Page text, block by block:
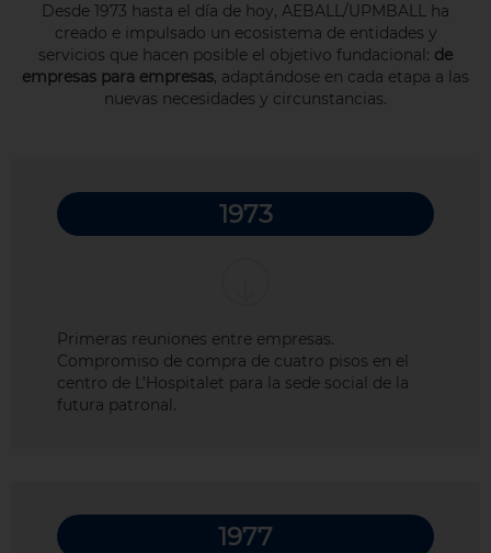
Desde 1973 hasta el día de hoy, AEBALL/UPMBALL ha
creado e impulsado un ecosistema de entidades y
servicios que hacen posible el objetivo fundacional: de
empresas para empresas, adaptándose en cada etapa a las
nuevas necesidades y circunstancias.
1973
Primeras reuniones entre empresas.
Compromiso de compra de cuatro pisos en el
centro de L’Hospitalet para la sede social de la
futura patronal.
1977